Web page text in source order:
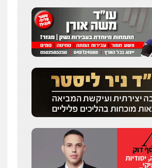
0525544654
מנשה, אלמוג – עורכי דין
פלילי עבירות תנועה צווארון לבן תעבורה
עורכי דין לענייני אסירים מעצרים וחקירות
0546470989
עו"ד זוהר ארבל
פלילי פשיעה חמורה מעצרים וחקירות
קטינים
עו"ד אסף דוק
פלילי עבירות מין סמים והימורים